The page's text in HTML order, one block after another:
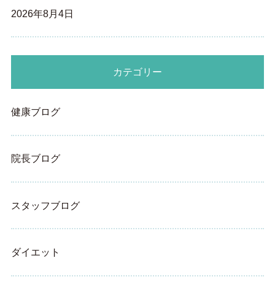
2026年8月4日
カテゴリー
健康ブログ
院長ブログ
スタッフブログ
ダイエット